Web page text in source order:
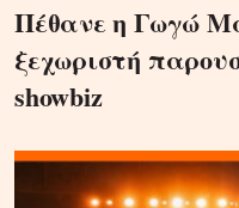
Πέθανε η Γωγώ
ξεχωριστή
showbiz